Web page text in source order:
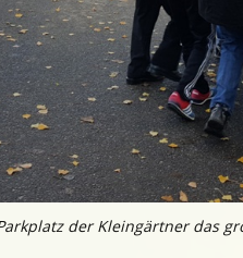
der Kleingärtner das